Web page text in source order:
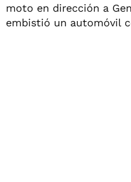
moto en dirección a
embistió un automóvil